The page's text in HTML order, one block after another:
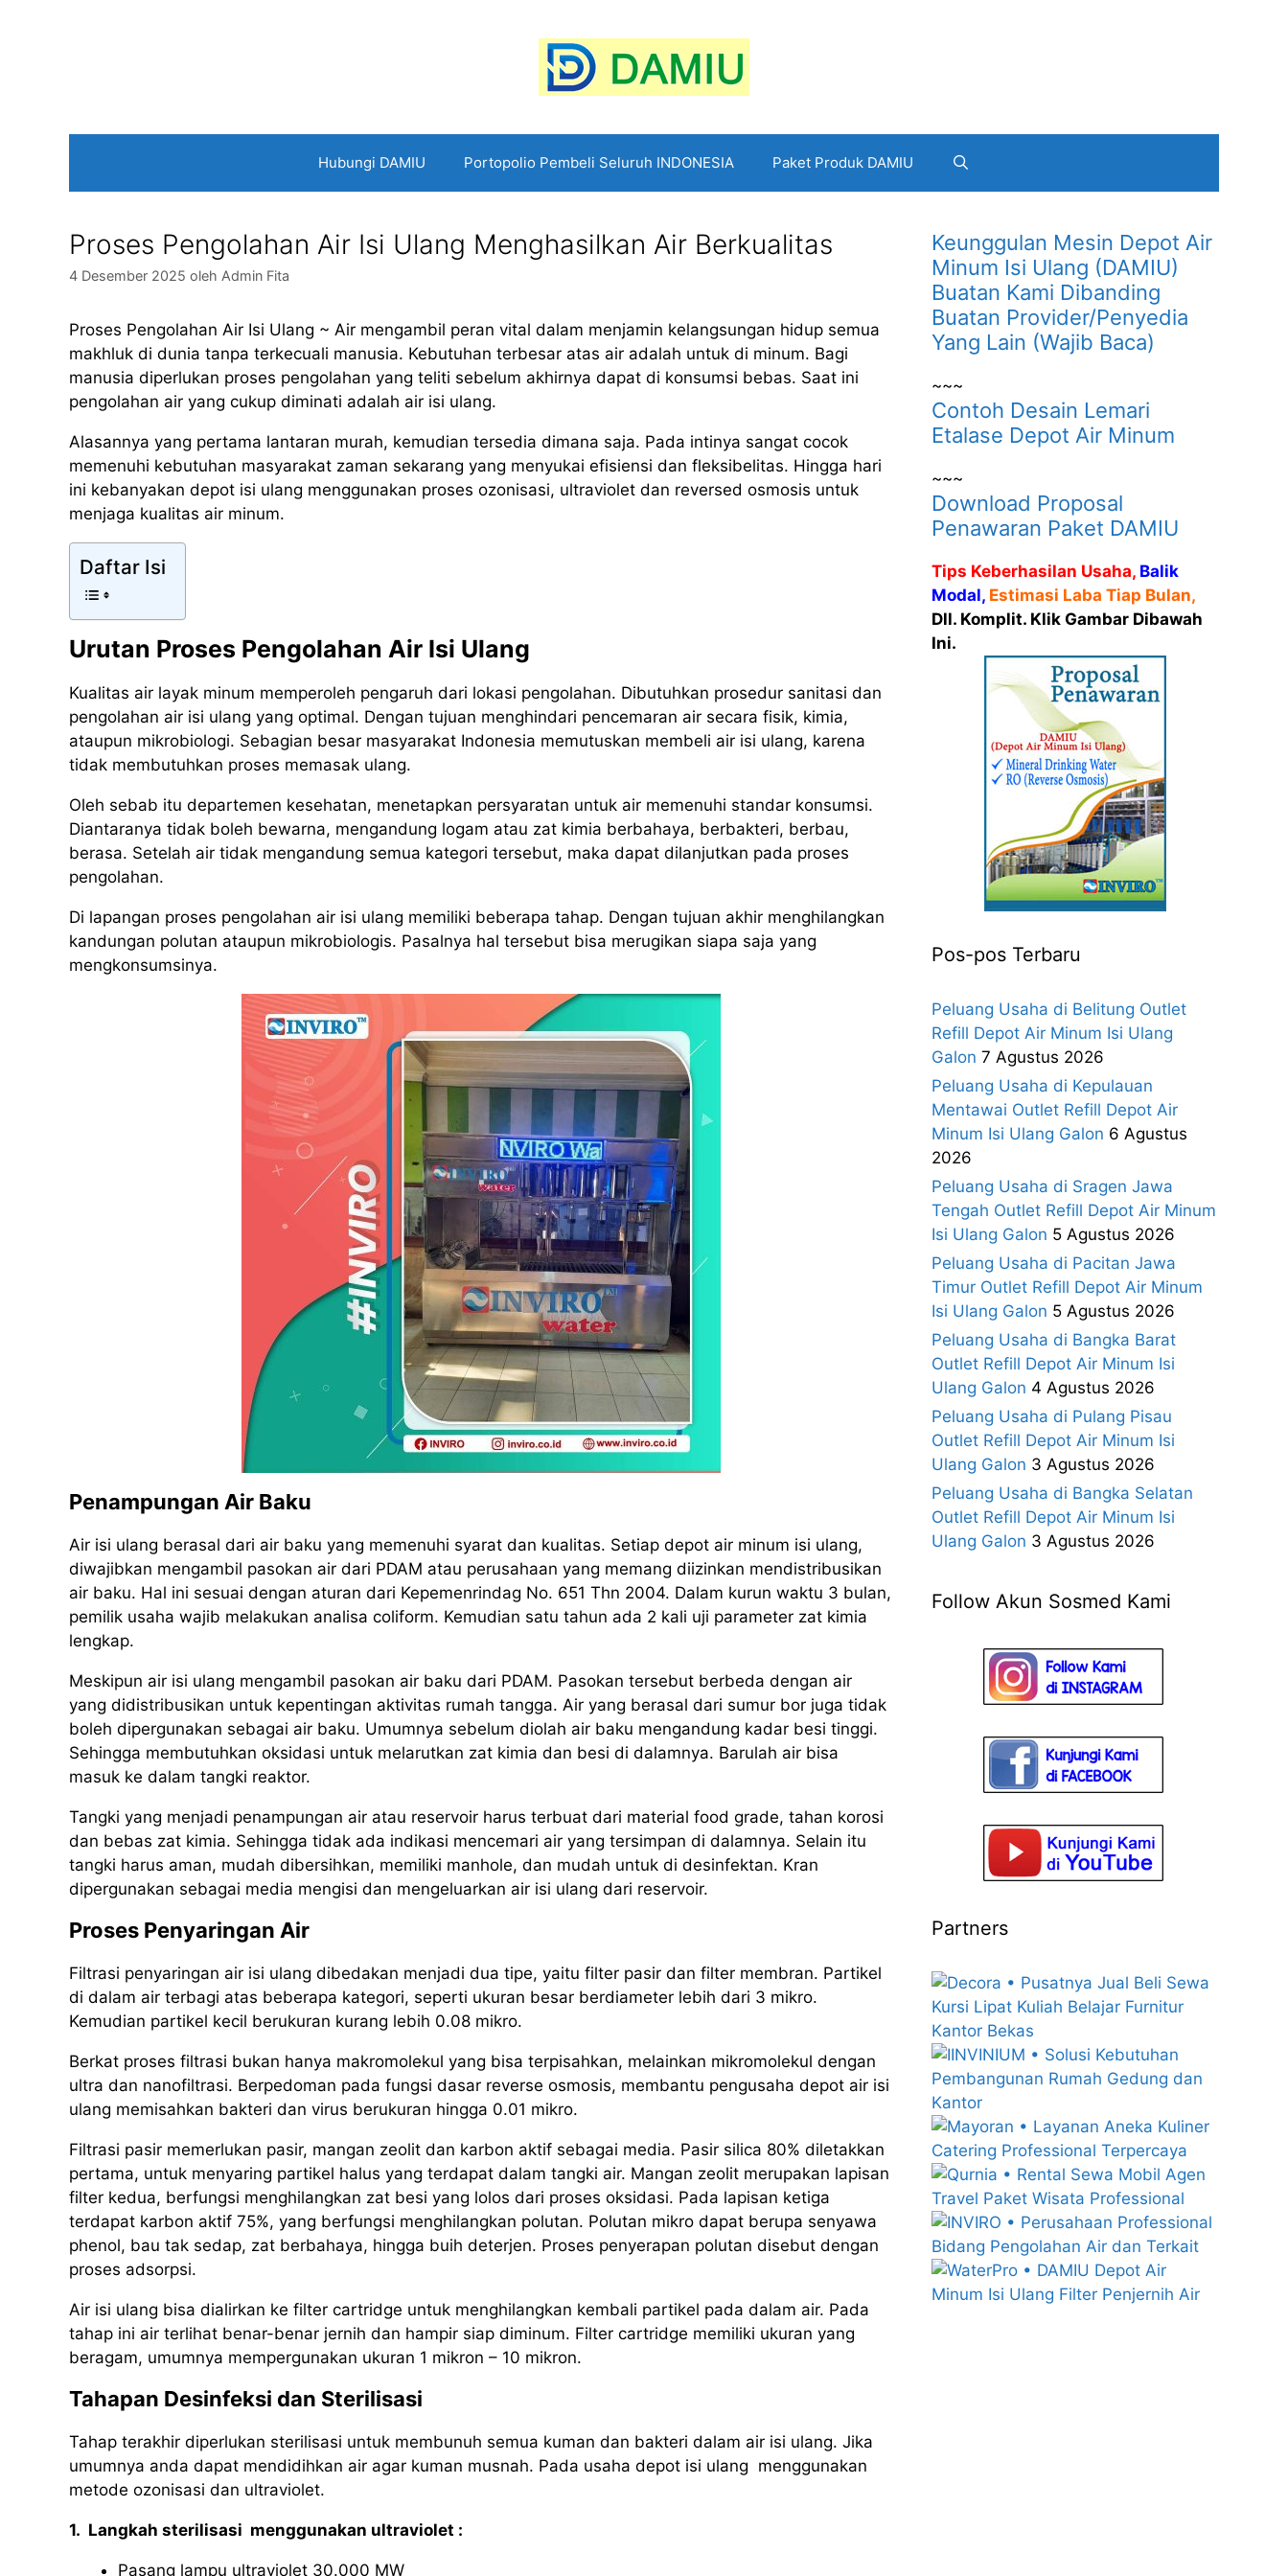
Hubungi DAMIU Portopolio Pembeli Seluruh INDONESIA Paket Produk DAMIU
Proses Pengolahan Air Isi Ulang Menghasilkan Air Berkualitas
4 Desember 2025 oleh Admin Fita
Proses Pengolahan Air Isi Ulang ~ Air mengambil peran vital dalam menjamin kelangsungan hidup semua
makhluk di dunia tanpa terkecuali manusia. Kebutuhan terbesar atas air adalah untuk di minum. Bagi
manusia diperlukan proses pengolahan yang teliti sebelum akhirnya dapat di konsumsi bebas. Saat ini
pengolahan air yang cukup diminati adalah air isi ulang.
Alasannya yang pertama lantaran murah, kemudian tersedia dimana saja. Pada intinya sangat cocok
memenuhi kebutuhan masyarakat zaman sekarang yang menyukai efisiensi dan fleksibelitas. Hingga hari
ini kebanyakan depot isi ulang menggunakan proses ozonisasi, ultraviolet dan reversed osmosis untuk
menjaga kualitas air minum.
Daftar Isi
Urutan Proses Pengolahan Air Isi Ulang
Kualitas air layak minum memperoleh pengaruh dari lokasi pengolahan. Dibutuhkan prosedur sanitasi dan
pengolahan air isi ulang yang optimal. Dengan tujuan menghindari pencemaran air secara fisik, kimia,
ataupun mikrobiologi. Sebagian besar masyarakat Indonesia memutuskan membeli air isi ulang, karena
tidak membutuhkan proses memasak ulang.
Oleh sebab itu departemen kesehatan, menetapkan persyaratan untuk air memenuhi standar konsumsi.
Diantaranya tidak boleh bewarna, mengandung logam atau zat kimia berbahaya, berbakteri, berbau,
berasa. Setelah air tidak mengandung semua kategori tersebut, maka dapat dilanjutkan pada proses
pengolahan.
Di lapangan proses pengolahan air isi ulang memiliki beberapa tahap. Dengan tujuan akhir menghilangkan
kandungan polutan ataupun mikrobiologis. Pasalnya hal tersebut bisa merugikan siapa saja yang
mengkonsumsinya.
Penampungan Air Baku
Air isi ulang berasal dari air baku yang memenuhi syarat dan kualitas. Setiap depot air minum isi ulang,
diwajibkan mengambil pasokan air dari PDAM atau perusahaan yang memang diizinkan mendistribusikan
air baku. Hal ini sesuai dengan aturan dari Kepemenrindag No. 651 Thn 2004. Dalam kurun waktu 3 bulan,
pemilik usaha wajib melakukan analisa coliform. Kemudian satu tahun ada 2 kali uji parameter zat kimia
lengkap.
Meskipun air isi ulang mengambil pasokan air baku dari PDAM. Pasokan tersebut berbeda dengan air
yang didistribusikan untuk kepentingan aktivitas rumah tangga. Air yang berasal dari sumur bor juga tidak
boleh dipergunakan sebagai air baku. Umumnya sebelum diolah air baku mengandung kadar besi tinggi.
Sehingga membutuhkan oksidasi untuk melarutkan zat kimia dan besi di dalamnya. Barulah air bisa
masuk ke dalam tangki reaktor.
Tangki yang menjadi penampungan air atau reservoir harus terbuat dari material food grade, tahan korosi
dan bebas zat kimia. Sehingga tidak ada indikasi mencemari air yang tersimpan di dalamnya. Selain itu
tangki harus aman, mudah dibersihkan, memiliki manhole, dan mudah untuk di desinfektan. Kran
dipergunakan sebagai media mengisi dan mengeluarkan air isi ulang dari reservoir.
Proses Penyaringan Air
Filtrasi penyaringan air isi ulang dibedakan menjadi dua tipe, yaitu filter pasir dan filter membran. Partikel
di dalam air terbagi atas beberapa kategori, seperti ukuran besar berdiameter lebih dari 3 mikro.
Kemudian partikel kecil berukuran kurang lebih 0.08 mikro.
Berkat proses filtrasi bukan hanya makromolekul yang bisa terpisahkan, melainkan mikromolekul dengan
ultra dan nanofiltrasi. Berpedoman pada fungsi dasar reverse osmosis, membantu pengusaha depot air isi
ulang memisahkan bakteri dan virus berukuran hingga 0.01 mikro.
Filtrasi pasir memerlukan pasir, mangan zeolit dan karbon aktif sebagai media. Pasir silica 80% diletakkan
pertama, untuk menyaring partikel halus yang terdapat dalam tangki air. Mangan zeolit merupakan lapisan
filter kedua, berfungsi menghilangkan zat besi yang lolos dari proses oksidasi. Pada lapisan ketiga
terdapat karbon aktif 75%, yang berfungsi menghilangkan polutan. Polutan mikro dapat berupa senyawa
phenol, bau tak sedap, zat berbahaya, hingga buih deterjen. Proses penyerapan polutan disebut dengan
proses adsorpsi.
Air isi ulang bisa dialirkan ke filter cartridge untuk menghilangkan kembali partikel pada dalam air. Pada
tahap ini air terlihat benar-benar jernih dan hampir siap diminum. Filter cartridge memiliki ukuran yang
beragam, umumnya mempergunakan ukuran 1 mikron – 10 mikron.
Tahapan Desinfeksi dan Sterilisasi
Tahap terakhir diperlukan sterilisasi untuk membunuh semua kuman dan bakteri dalam air isi ulang. Jika
umumnya anda dapat mendidihkan air agar kuman musnah. Pada usaha depot isi ulang menggunakan
metode ozonisasi dan ultraviolet.
1. Langkah sterilisasi menggunakan ultraviolet :
Pasang lampu ultraviolet 30.000 MW
Keunggulan Mesin Depot Air
Minum Isi Ulang (DAMIU)
Buatan Kami Dibanding
Buatan Provider/Penyedia
Yang Lain (Wajib Baca)
~~~
Contoh Desain Lemari
Etalase Depot Air Minum
~~~
Download Proposal
Penawaran Paket DAMIU
Tips Keberhasilan Usaha, Balik
Modal, Estimasi Laba Tiap Bulan,
Dll. Komplit. Klik Gambar Dibawah
Ini.
Pos-pos Terbaru
Peluang Usaha di Belitung Outlet
Refill Depot Air Minum Isi Ulang
Galon 7 Agustus 2026
Peluang Usaha di Kepulauan
Mentawai Outlet Refill Depot Air
Minum Isi Ulang Galon 6 Agustus
2026
Peluang Usaha di Sragen Jawa
Tengah Outlet Refill Depot Air Minum
Isi Ulang Galon 5 Agustus 2026
Peluang Usaha di Pacitan Jawa
Timur Outlet Refill Depot Air Minum
Isi Ulang Galon 5 Agustus 2026
Peluang Usaha di Bangka Barat
Outlet Refill Depot Air Minum Isi
Ulang Galon 4 Agustus 2026
Peluang Usaha di Pulang Pisau
Outlet Refill Depot Air Minum Isi
Ulang Galon 3 Agustus 2026
Peluang Usaha di Bangka Selatan
Outlet Refill Depot Air Minum Isi
Ulang Galon 3 Agustus 2026
Follow Akun Sosmed Kami
Partners